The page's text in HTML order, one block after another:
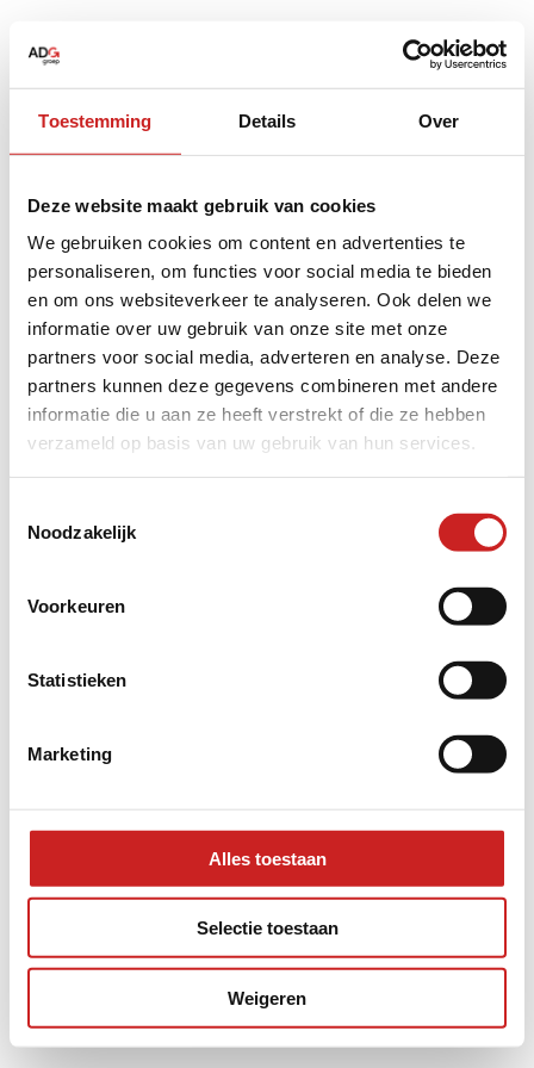
Toestemming Details Over
Deze website maakt gebruik van cookies
We gebruiken cookies om content en advertenties te
personaliseren, om functies voor social media te bieden
en om ons websiteverkeer te analyseren. Ook delen we
informatie over uw gebruik van onze site met onze
partners voor social media, adverteren en analyse. Deze
partners kunnen deze gegevens combineren met andere
informatie die u aan ze heeft verstrekt of die ze hebben
verzameld op basis van uw gebruik van hun services.
Noodzakelijk
Voorkeuren
Statistieken
Marketing
Alles toestaan
Selectie toestaan
Weigeren
loadingwww.adggroep.nl
for more